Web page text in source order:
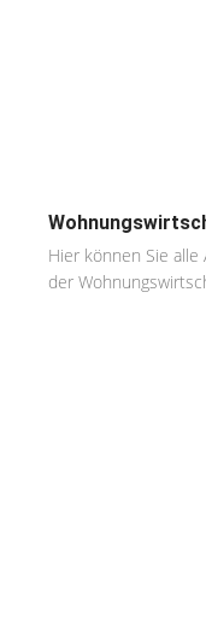
Hier können Sie
der